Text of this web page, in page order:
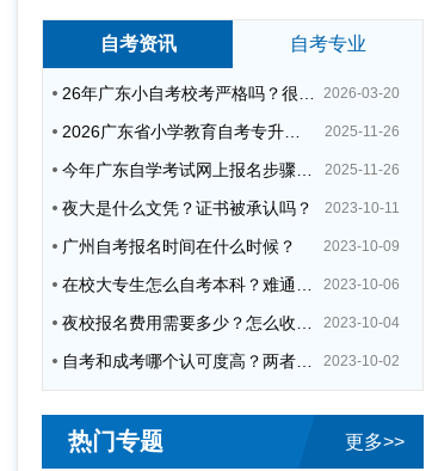
自考资讯 自考专业
26年广东小自考校考严格吗？很简单吗？ 2026-03-20
2026广东省小学教育自考专升本考试科目（+指引） 2025-11-26
今年广东自学考试网上报名步骤（全） 2025-11-26
夜大是什么文凭？证书被承认吗？ 2023-10-11
广州自考报名时间在什么时候？ 2023-10-09
在校大专生怎么自考本科？难通过吗？ 2023-10-06
夜校报名费用需要多少？怎么收费的？ 2023-10-04
自考和成考哪个认可度高？两者区别在哪？ 2023-10-02
热门专题 更多>>
专升本人力资源管理 成人大专教育
护士发展前景